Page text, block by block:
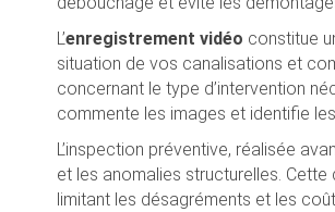
L’enregistrement vidéo constitue
situation de vos canalisations et
concernant le type d’intervention
commente les images et identifie
L’inspection préventive, réalisée
et les anomalies structurelles.
limitant les désagréments et les